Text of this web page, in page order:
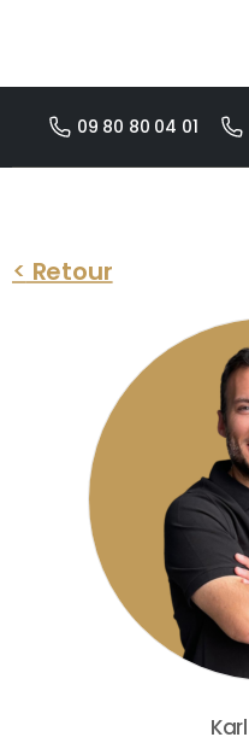
09 80 80 04 01
< Retour
Karl